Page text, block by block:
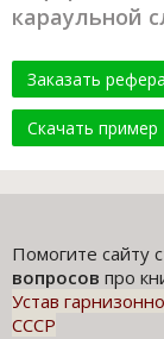
караульной
Заказать
Скачать пример
Помогите сайту
вопросов про
Устав
СССР